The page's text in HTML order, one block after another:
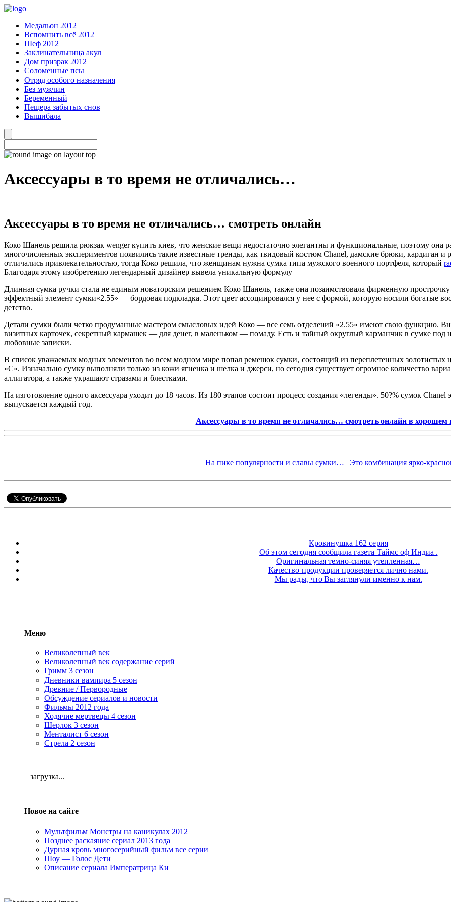
Медальон 2012
Вспомнить всё 2012
Шеф 2012
Заклинательница акул
Дом призрак 2012
Соломенные псы
Отряд особого назначения
Без мужчин
Беременный
Пещера забытых снов
Вышибала
Аксессуары в то время не отличались…
Аксессуары в то время не отличались… смотреть онлайн
Коко Шанель решила рюкзак wenger купить киев, что женские вещи недостаточно элегантны и функциональные, поэтому она
многочисленных экспериментов появились такие известные тренды, как твидовый костюм Chanel, дамские брюки, кардиган и
отличались привлекательностью, тогда Коко решила, что женщинам нужна сумка типа мужского военного портфеля, который
Благодаря этому изобретению легендарный дизайнер вывела уникальную формулу
Длинная сумка ручки стала не единым новаторским решением Коко Шанель, также она позаимствовала фирменную
эффектный элемент сумки«2.55» — бордовая подкладка. Этот цвет ассоциировался у нее с формой, которую носили богатые
детство.
Детали сумки были четко продуманные мастером смысловых идей Коко — все семь отделений «2.55» имеют свою функцию.
визитных карточек, секретный кармашек — для денег, в маленьком — помаду. Есть и тайный округлый карманчик в сумке
любовные записки.
В список уважаемых модных элементов во всем модном мире попал ремешок сумки, состоящий из переплетенных золотистых
«С». Изначально сумку выполняли только из кожи ягненка и шелка и джерси, но сегодня существует огромное количество
аллигатора, а также украшают стразами и блестками.
На изготовление одного аксессуара уходит до 18 часов. Из 180 этапов состоит процесс соз­дания «легенды». 50?% сумок
выпус­кается каждый год.
Аксессуары в то время не отличались… смотреть онлайн в хорошем
На пике популярности и славы сумки… | Это комбинация ярко-
Кровинушка 162 серия
Об этом сегодня сообщила газета Таймс оф Индиа .
Оригинальная темно-синяя утепленная…
Качество продукции проверяется лично нами.
Мы рады, что Вы заглянули именно к нам.
Меню
Великолепный век
Великолепный век содержание серий
Гримм 3 сезон
Дневники вампира 5 сезон
Древние / Первородные
Обсуждение сериалов и новости
Фильмы 2012 года
Ходячие мертвецы 4 сезон
Шерлок 3 сезон
Менталист 6 сезон
Стрела 2 сезон
загрузка...
Новое на сайте
Мультфильм Монстры на каникулах 2012
Позднее раскаяние сериал 2013 года
Дурная кровь многосерийный фильм все серии
Шоу — Голос Дети
Описание сериала Императрица Ки